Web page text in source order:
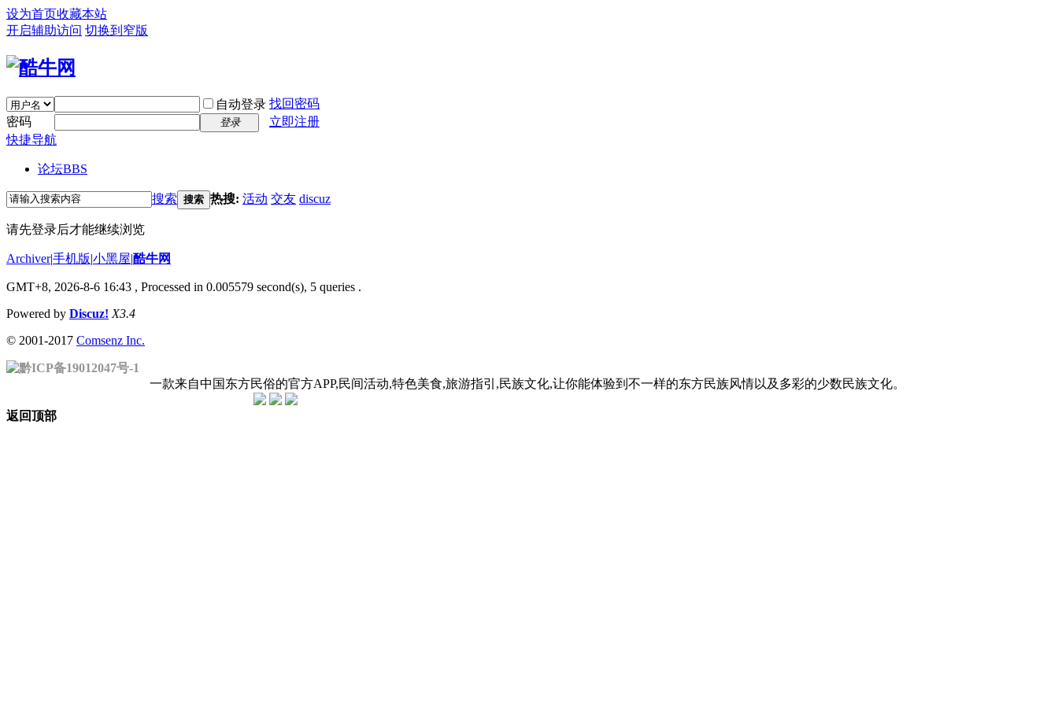
设为首页收藏本站
开启辅助访问 切换到窄版
自动登录 找回密码
密码
登录
立即注册
快捷导航
论坛BBS
搜索 搜索 热搜: 活动 交友 discuz
请先登录后才能继续浏览
Archiver|手机版|小黑屋|酷牛网
GMT+8, 2026-8-6 16:43 , Processed in 0.005579 second(s), 5 queries .
Powered by Discuz! X3.4
© 2001-2017 Comsenz Inc.
黔ICP备19012047号-1
一款来自中国东方民俗的官方APP,民间活动,特色美食,旅游指引,民族文化,让你能体验到不一样的东方民族风情以及多彩的少数民族文化。
返回顶部